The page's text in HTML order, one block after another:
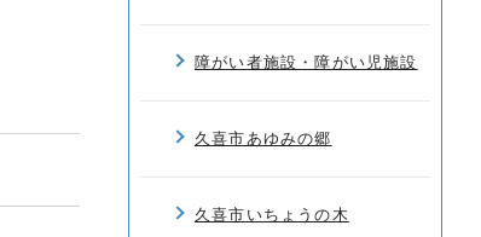
障がい者施設・障がい児施設
久喜市あゆみの郷
久喜市いちょうの木